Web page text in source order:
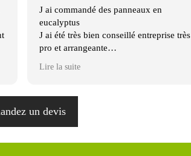
J ai commandé des panneaux en
eucalyptus
J ai été très bien conseillé entreprise très
pro et arrangeante
Lire la suite
un devis